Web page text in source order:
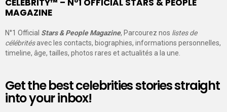
CELEBRITY™ – N°1 OFFICIAL STARS & PEOPLE
MAGAZINE
N°1 Official Stars & People Magazine, Parcourez nos listes de
célébritésavec les contacts, biographies, informations personnelles,
timeline, âge, tailles, photos rares et actualités a la une.
Get the best celebrities stories straight
into your inbox!